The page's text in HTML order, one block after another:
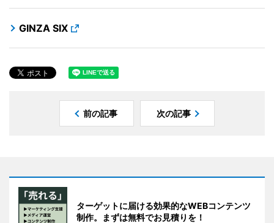
GINZA SIX
前の記事 次の記事
ターゲットに届ける効果的なWEBコンテンツ
制作。まずは無料でお見積りを！